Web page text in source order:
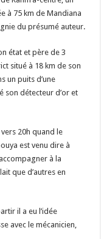
à 75 km de Mandiana
du présumé auteur.
état et père de 3
situé à 18 km de son
un puits d’une
son détecteur d’or et
20h quand le
est venu dire à
à la
que d’autres en
il a eu l’idée
avec le mécanicien,